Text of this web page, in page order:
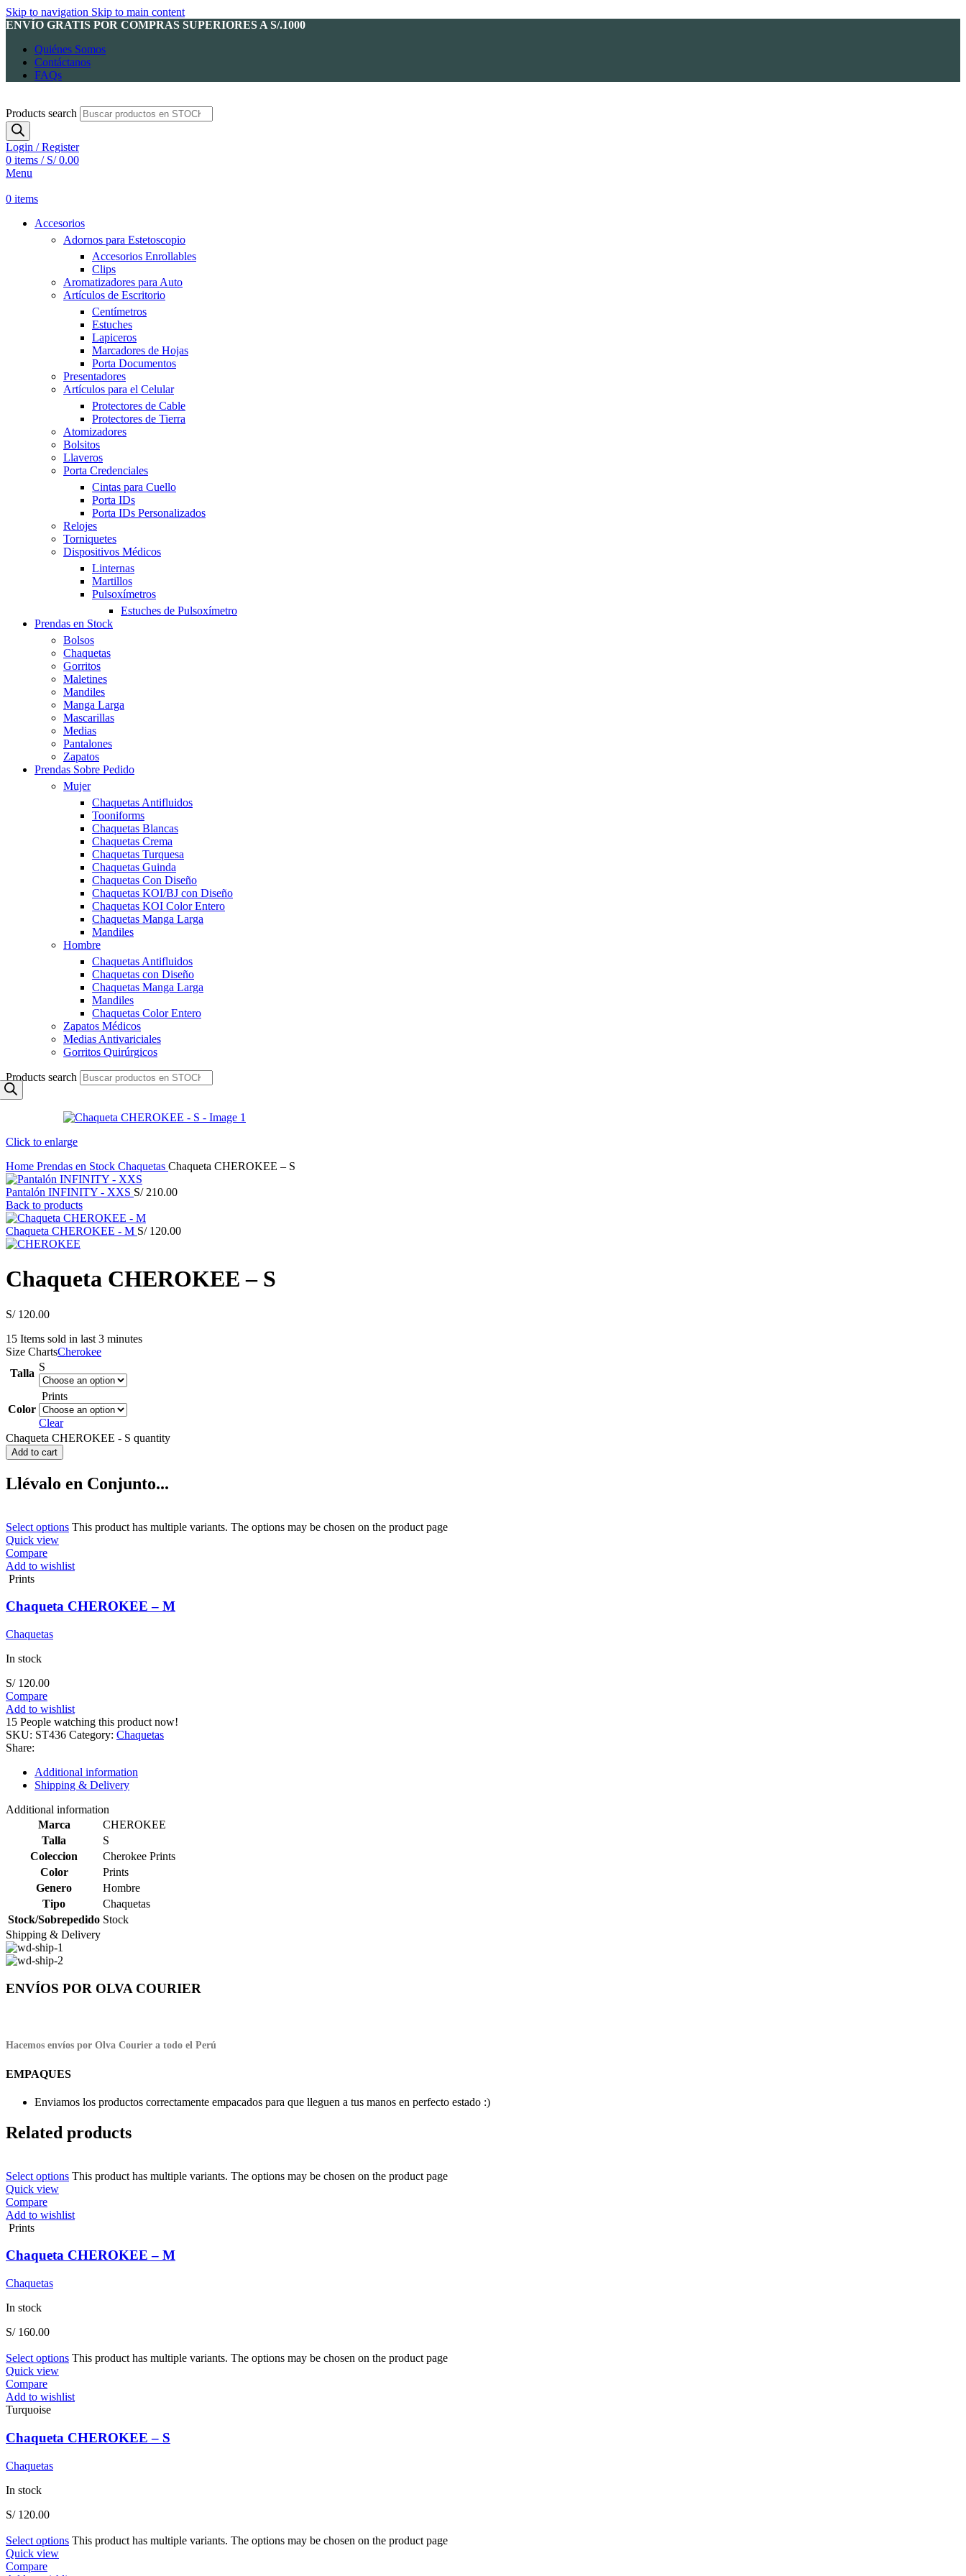
Skip to navigation Skip to main content
ENVÍO GRATIS POR COMPRAS SUPERIORES A S/.1000
Quiénes Somos
Contáctanos
FAQs
Products search
Login / Register
0 items / S/0.00
Menu
0 items
Accesorios
Adornos para Estetoscopio
Accesorios Enrollables
Clips
Aromatizadores para Auto
Artículos de Escritorio
Centímetros
Estuches
Lapiceros
Marcadores de Hojas
Porta Documentos
Presentadores
Artículos para el Celular
Protectores de Cable
Protectores de Tierra
Atomizadores
Bolsitos
Llaveros
Porta Credenciales
Cintas para Cuello
Porta IDs
Porta IDs Personalizados
Relojes
Torniquetes
Dispositivos Médicos
Linternas
Martillos
Pulsoxímetros
Estuches de Pulsoxímetro
Prendas en Stock
Bolsos
Chaquetas
Gorritos
Maletines
Mandiles
Manga Larga
Mascarillas
Medias
Pantalones
Zapatos
Prendas Sobre Pedido
Mujer
Chaquetas Antifluidos
Tooniforms
Chaquetas Blancas
Chaquetas Crema
Chaquetas Turquesa
Chaquetas Guinda
Chaquetas Con Diseño
Chaquetas KOI/BJ con Diseño
Chaquetas KOI Color Entero
Chaquetas Manga Larga
Mandiles
Hombre
Chaquetas Antifluidos
Chaquetas con Diseño
Chaquetas Manga Larga
Mandiles
Chaquetas Color Entero
Zapatos Médicos
Medias Antivariciales
Gorritos Quirúrgicos
Products search
Click to enlarge
Home Prendas en Stock Chaquetas Chaqueta CHEROKEE – S
Pantalón INFINITY - XXS S/210.00
Back to products
Chaqueta CHEROKEE - M S/120.00
Chaqueta CHEROKEE – S
S/120.00
15 Items sold in last 3 minutes
Size ChartsCherokee
Talla
S
Color
Prints
Clear
Chaqueta CHEROKEE - S quantity
Add to cart
Llévalo en Conjunto...
Select options This product has multiple variants. The options may be chosen on the product page
Quick view
Compare
Add to wishlist
Prints
Chaqueta CHEROKEE – M
Chaquetas
In stock
S/120.00
Compare
Add to wishlist
15 People watching this product now!
SKU: ST436 Category: Chaquetas
Share:
Additional information
Shipping & Delivery
Additional information
Marca
CHEROKEE
Talla
S
Coleccion
Cherokee Prints
Color
Prints
Genero
Hombre
Tipo
Chaquetas
Stock/Sobrepedido Stock
Shipping & Delivery
ENVÍOS POR OLVA COURIER
Hacemos envíos por Olva Courier a todo el Perú
EMPAQUES
Enviamos los productos correctamente empacados para que lleguen a tus manos en perfecto estado :)
Related products
Select options This product has multiple variants. The options may be chosen on the product page
Quick view
Compare
Add to wishlist
Prints
Chaqueta CHEROKEE – M
Chaquetas
In stock
S/160.00
Select options This product has multiple variants. The options may be chosen on the product page
Quick view
Compare
Add to wishlist
Turquoise
Chaqueta CHEROKEE – S
Chaquetas
In stock
S/120.00
Select options This product has multiple variants. The options may be chosen on the product page
Quick view
Compare